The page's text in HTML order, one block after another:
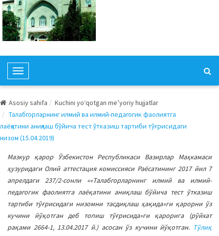
T
o
g
l
e
N
a
v
i
g
a
t
i
Asosiy sahifa
Kuchini yo‘qotgan me’yoriy hujjatlar
Талабгорларнинг илмий ва илмий-педагогик фаолиятга
лаёқатини аниқлаш бўйича тест ўтказиш тартиби тўғрисидаги
низом (15.04.2019)
Мазкур қарор Ўзбекистон Республикаси Вазирлар Маҳкамаси
ҳузуридаги Олий аттестация комиссияси Раёсатининг 2017 йил 7
апрелдаги 237/2-сонли ««Талабгорларнинг илмий ва илмий-
педагогик фаолиятга лаёқатини аниқлаш бўйича тест ўтказиш
тартиби тўғрисидаги низомни тасдиқлаш ҳақида»ги қарорни ўз
кучини йўқотган деб топиш тўғрисида»ги қарорига
(рўйхат
рақами 2664-1, 13.04.2017 й.) асосан ўз кучини йўқотган. Тўлиқ